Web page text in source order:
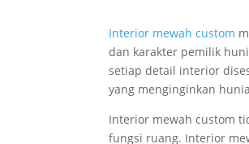
Interior mewah custom
dan karakter pemilik
setiap detail interior
yang menginginkan
Interior mewah custom
fungsi ruang. Interior